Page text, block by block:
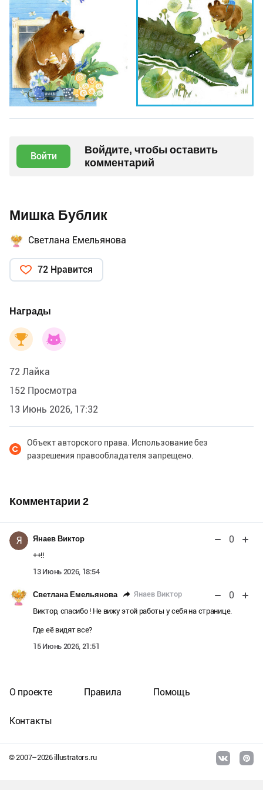
Войти
Войдите, чтобы оставить
комментарий
Мишка Бублик
Светлана Емельянова
72 Нравится
Награды
72 Лайка
152 Просмотра
13 Июнь 2026, 17:32
Объект авторского права. Использование без
разрешения правообладателя запрещено.
Комментарии 2
Я Янаев Виктор 0
++!!
13 Июнь 2026, 18:54
Светлана Емельянова Янаев Виктор 0
Виктор, спасибо ! Не вижу этой работы у себя на странице.
Где её видят все?
15 Июнь 2026, 21:51
© 2007–2026illustrators.ru
О проекте Правила Помощь
Контакты